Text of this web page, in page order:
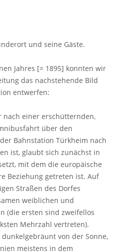
und seine Gäste.
Jahres [= 1895] konnten wir
das nachstehende Bild
entwerfen:
nach einer erschütternden,
über den
Bahnstation Türkheim nach
ist, glaubt sich zunächst in
mit dem die europäische
Beziehung getreten ist. Auf
Straßen des Dorfes
weiblichen und
(die ersten sind zweifellos
Mehrzahl vertreten).
von der Sonne,
meistens in dem